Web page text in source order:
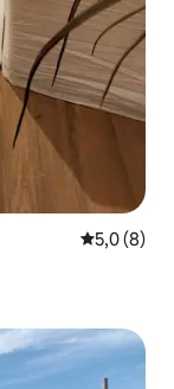
Nilai rata-
5,0 (8)